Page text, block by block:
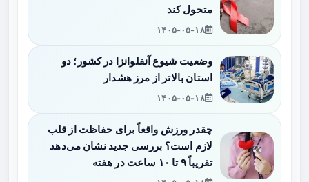
متحول کند
۱۴۰۵-۰۵-۱۸
وضعیت شیوع آنفلوانزا در کشور؛ دو
استان بالاتر از مرز هشدار
۱۴۰۵-۰۵-۱۸
چقدر ورزش واقعاً برای حفاظت از قلب
لازم است؟ بررسی جدید نشان می‌دهد
تقریباً ۹ تا ۱۰ ساعت در هفته